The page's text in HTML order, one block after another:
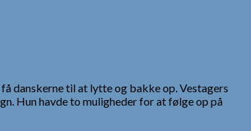
danskerne til at lytte og bakke op. Vestagers
Hun havde to muligheder for at følge op på